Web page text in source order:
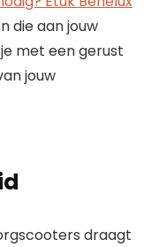
die aan jouw
met een gerust
jouw
draagt